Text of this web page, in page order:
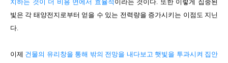
치하는 것이 더 비용 면에서 효율적 이라는 것이다. 또한 이렇게 집중된
빛은 각 태양전지로부터 얻을 수 있는 전력량을 증가시키는 이점도 지닌
다.
이제 건물의 유리창을 통해 밖의 전망을 내다보고 햇빛을 투과시켜 집안